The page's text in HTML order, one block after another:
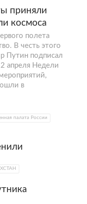
приняли
космоса
полета
В честь этого
Путин подписал
апреля Недели
в
палата России